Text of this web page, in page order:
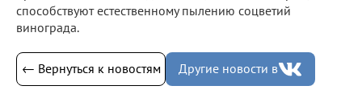
способствуют естественному пылению соцветий
винограда.
← Вернуться к новостям Другие новости в